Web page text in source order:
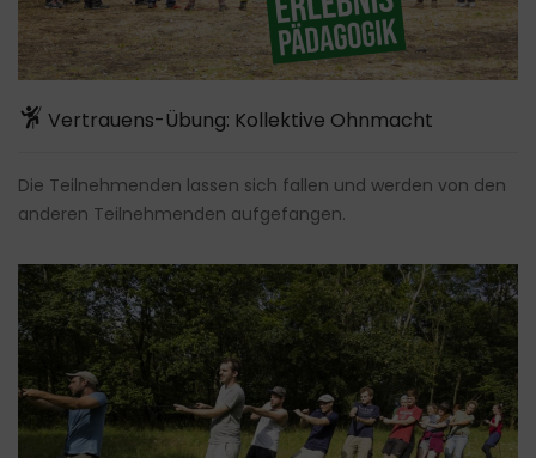
Vertrauens-Übung: Kollektive Ohnmacht
Die Teilnehmenden lassen sich fallen und werden von den
anderen Teilnehmenden aufgefangen.